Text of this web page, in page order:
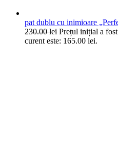
pat dublu cu inimioare
230.00lei Prețul inițial a
curent este: 165.00 lei.